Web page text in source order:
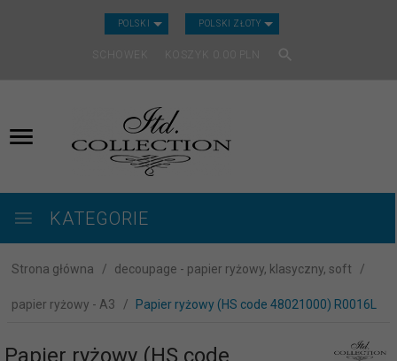
POLSKI CURRENCY_H
POLSKI ZŁOTY
SCHOWEK KOSZYK
KATEGORIE
Strona główna decoupage - papier ryżowy, klasyczny, soft
papier ryżowy - A3 Papier ryżowy (HS code 48021000) R0016L
Papier ryżowy (HS code